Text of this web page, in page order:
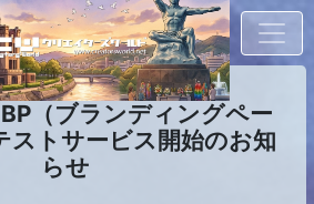
（ブランディングペー
ストサービス開始のお知
らせ